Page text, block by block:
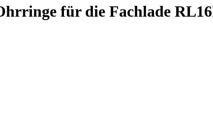
für die Fachlade